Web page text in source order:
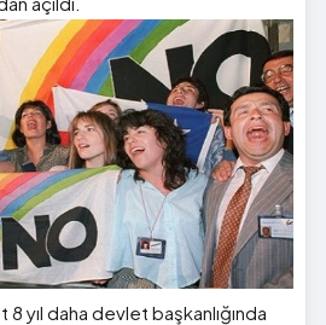
yıl daha devlet başkanlığında